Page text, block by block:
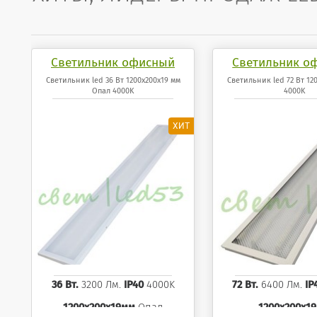
Светильник офисный
светодиодный 36 Вт
1200x200x19 мм Опал
Светильник led 36 Вт 1200x200x19 мм
Опал 4000K
36 Вт.3200 Лм. IP404000K
1200x200x19мм Опал
Светильник
1200x200x19
Светильник led 72 Вт
4000K
72 Вт. 6400 Лм.